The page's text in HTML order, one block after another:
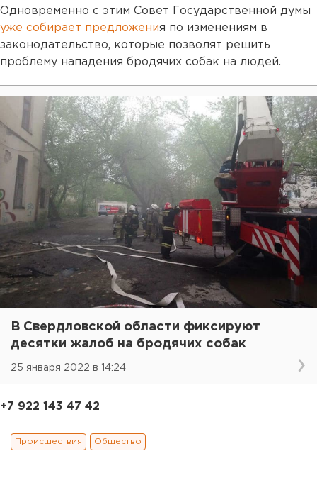
Одновременно с этим Совет Государственной думы
уже собирает предложения по изменениям в
законодательство, которые позволят решить
проблему нападения бродячих собак на людей.
В Свердловской области фиксируют
десятки жалоб на бродячих собак
25 января 2022 в 14:24
+7 922 143 47 42
Происшествия Общество